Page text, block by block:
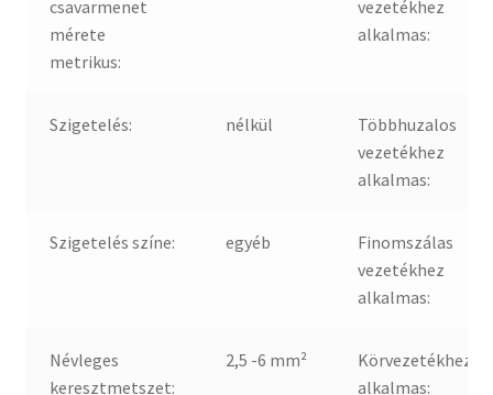
csavarmenet
mérete
metrikus:
vezetékhez
alkalmas:
Szigetelés: nélkül
Többhuzalos
vezetékhez
alkalmas:
Szigetelés színe: egyéb
Finomszálas
vezetékhez
alkalmas:
Névleges
keresztmetszet:
2,5 -6 mm²
Körvezetékhez
alkalmas: